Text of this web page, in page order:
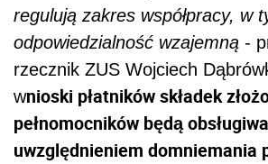
regulują zakres współpracy, w
odpowiedzialność wzajemną -
rzecznik ZUS Wojciech
wnioski płatników składek
pełnomocników będą
uwzględnieniem domniemania